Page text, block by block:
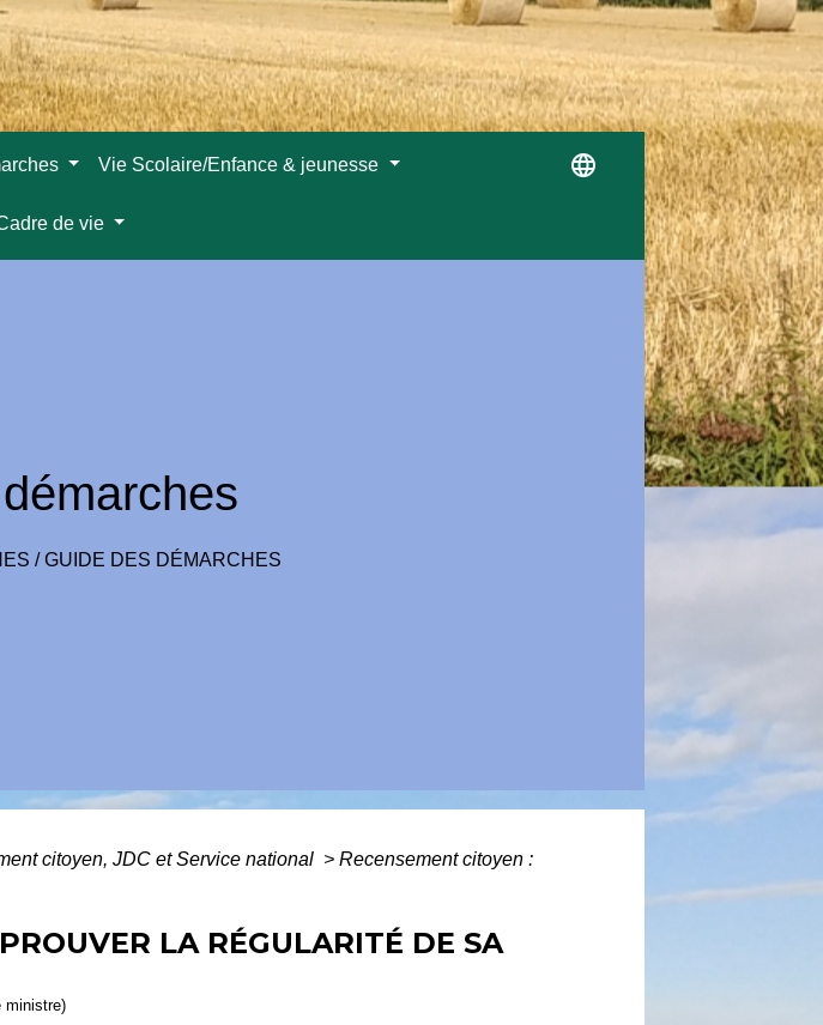
Vie Scolaire/Enfance & jeunesse
de vie
language
/GUIDE DES DÉMARCHES
citoyen, JDC et Service national > Recensement citoyen :
LA RÉGULARITÉ DE SA
ministre)